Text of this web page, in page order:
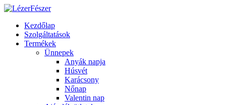
Kezdőlap
Szolgáltatások
Termékek
Ünnepek
Anyák napja
Húsvét
Karácsony
Nőnap
Valentin nap